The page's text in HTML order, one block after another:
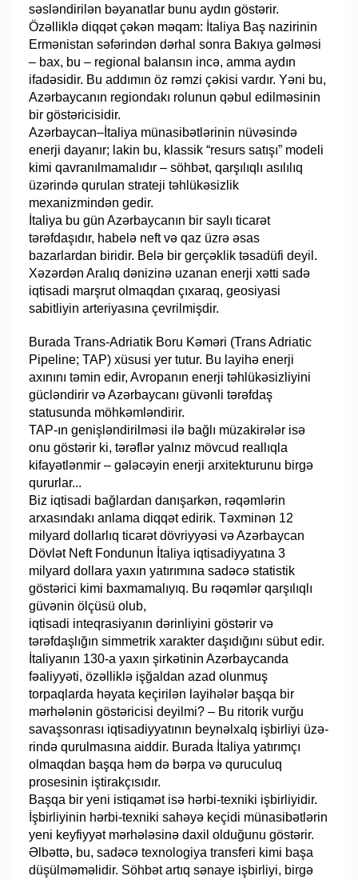
səsləndirilən bəyanatlar bunu aydın göstərir.
Özəlliklə diqqət çəkən məqam: İtaliya Baş nazirinin
Ermənistan səfərindən dərhal sonra Bakıya gəlməsi
– bax, bu – regional balansın incə, amma aydın
ifadəsidir. Bu addımın öz rəmzi çəkisi vardır. Yəni bu,
Azərbaycanın regiondakı rolunun qəbul edilməsinin
bir göstəricisidir.
Azərbaycan–İtaliya münasibətlərinin nüvəsində
enerji dayanır; lakin bu, klassik “resurs satışı” modeli
kimi qavranılmamalıdır – söhbət, qarşılıqlı asılılıq
üzərində qurulan strateji təhlükəsizlik
mexanizmindən gedir.
İtaliya bu gün Azərbaycanın bir saylı ticarət
tərəfdaşıdır, habelə neft və qaz üzrə əsas
bazarlardan biridir. Belə bir gerçəklik təsadüfi deyil.
Xəzərdən Aralıq dənizinə uzanan enerji xətti sadə
iqtisadi marşrut olmaqdan çıxaraq, geosiyasi
sabitliyin arteriyasına çevrilmişdir.
Burada Trans-Adriatik Boru Kəməri (Trans Adriatic
Pipeline; TAP) xüsusi yer tutur. Bu layihə enerji
axınını təmin edir, Avropanın enerji təhlükəsizliyini
gücləndirir və Azərbaycanı güvənli tərəfdaş
statusunda möhkəmləndirir.
TAP-ın genişləndirilməsi ilə bağlı müzakirələr isə
onu göstərir ki, tərəflər yalnız mövcud reallıqla
kifayətlənmir – gələcəyin enerji arxitekturunu birgə
qururlar...
Biz iqtisadi bağlardan danışarkən, rəqəmlərin
arxasındakı anlama diqqət edirik. Təxminən 12
milyard dollarlıq ticarət dövriyyəsi və Azərbaycan
Dövlət Neft Fondunun İtaliya iqtisadiyyatına 3
milyard dollara yaxın yatırımına sadəcə statistik
göstərici kimi baxmamalıyıq. Bu rəqəmlər qarşılıqlı
güvənin ölçüsü olub,
iqtisadi inteqrasiyanın dərinliyini göstərir və
tərəfdaşlığın simmetrik xarakter daşıdığını sübut edir.
İtaliyanın 130-a yaxın şirkətinin Azərbaycanda
fəaliyyəti, özəlliklə işğaldan azad olunmuş
torpaqlarda həyata keçirilən layihələr başqa bir
mərhələnin göstəricisi deyilmi? – Bu ritorik vurğu
savaşsonrası iqtisadiyyatının beynəlxalq işbirliyi üzə­
rində qurulmasına aiddir. Burada İtaliya yatırımçı
olmaqdan başqa həm də bərpa və quruculuq
prosesinin iştirakçısıdır.
Başqa bir yeni istiqamət isə hərbi-texniki işbirliyidir.
İşbirliyinin hərbi-texniki sahəyə keçidi münasibətlərin
yeni keyfiyyət mərhələsinə daxil olduğunu göstərir.
Əlbəttə, bu, sadəcə texnologiya transferi kimi başa
düşülməməlidir. Söhbət artıq sənaye işbirliyi, birgə